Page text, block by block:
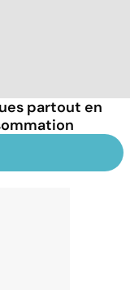
partout en